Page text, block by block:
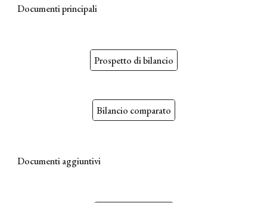
Documenti principali
Prospetto di bilancio
Bilancio comparato
Documenti aggiuntivi